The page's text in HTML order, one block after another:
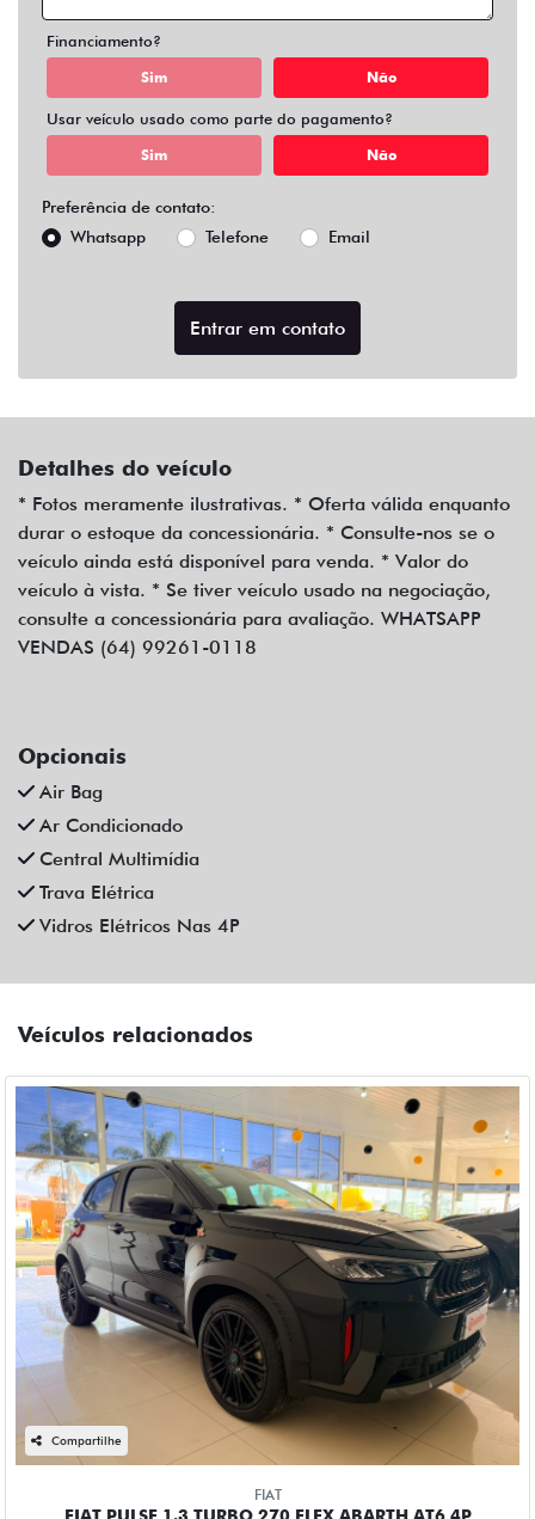
Financiamento?
Sim Não
Usar veículo usado como parte do pagamento?
Sim Não
Preferência de contato:
Whatsapp
Telefone Email
Entrar em contato
Detalhes do veículo
* Fotos meramente ilustrativas. * Oferta válida enquanto
durar o estoque da concessionária. * Consulte-nos se o
veículo ainda está disponível para venda. * Valor do
veículo à vista. * Se tiver veículo usado na negociação,
consulte a concessionária para avaliação. WHATSAPP
VENDAS (64) 99261-0118
Opcionais
Air Bag
Ar Condicionado
Central Multimídia
Trava Elétrica
Vidros Elétricos Nas 4P
Veículos relacionados
Compartilhe
FIAT
FIAT PULSE 1.3 TURBO 270 FLEX ABARTH AT6 4P